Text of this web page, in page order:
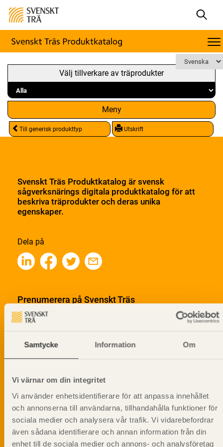
Samtycke Information Om
Vi värnar om din integritet
Vi använder enhetsidentifierare för att anpassa innehållet
och annonserna till användarna, tillhandahålla funktioner för
sociala medier och analysera vår trafik. Vi vidarebefordrar
även sådana identifierare och annan information från din
enhet till de sociala medier och annons- och analysföretag
Välj tillverkare av träprodukter
Meny
Till generisk produkttyp Utskrift
Svenskt Träs Produktkatalog är svensk
sågverksnärings digitala produktkatalog för att
beskriva träprodukter och deras unika
egenskaper.
Dela på
Prenumerera på Svenskt Träs
informationsutskick!